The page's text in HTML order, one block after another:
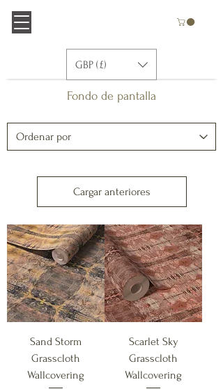
GBP (£)
Fondo de pantalla
Cargar anteriores
Sand Storm
Grasscloth
Wallcovering
Scarlet Sky
Grasscloth
Wallcovering